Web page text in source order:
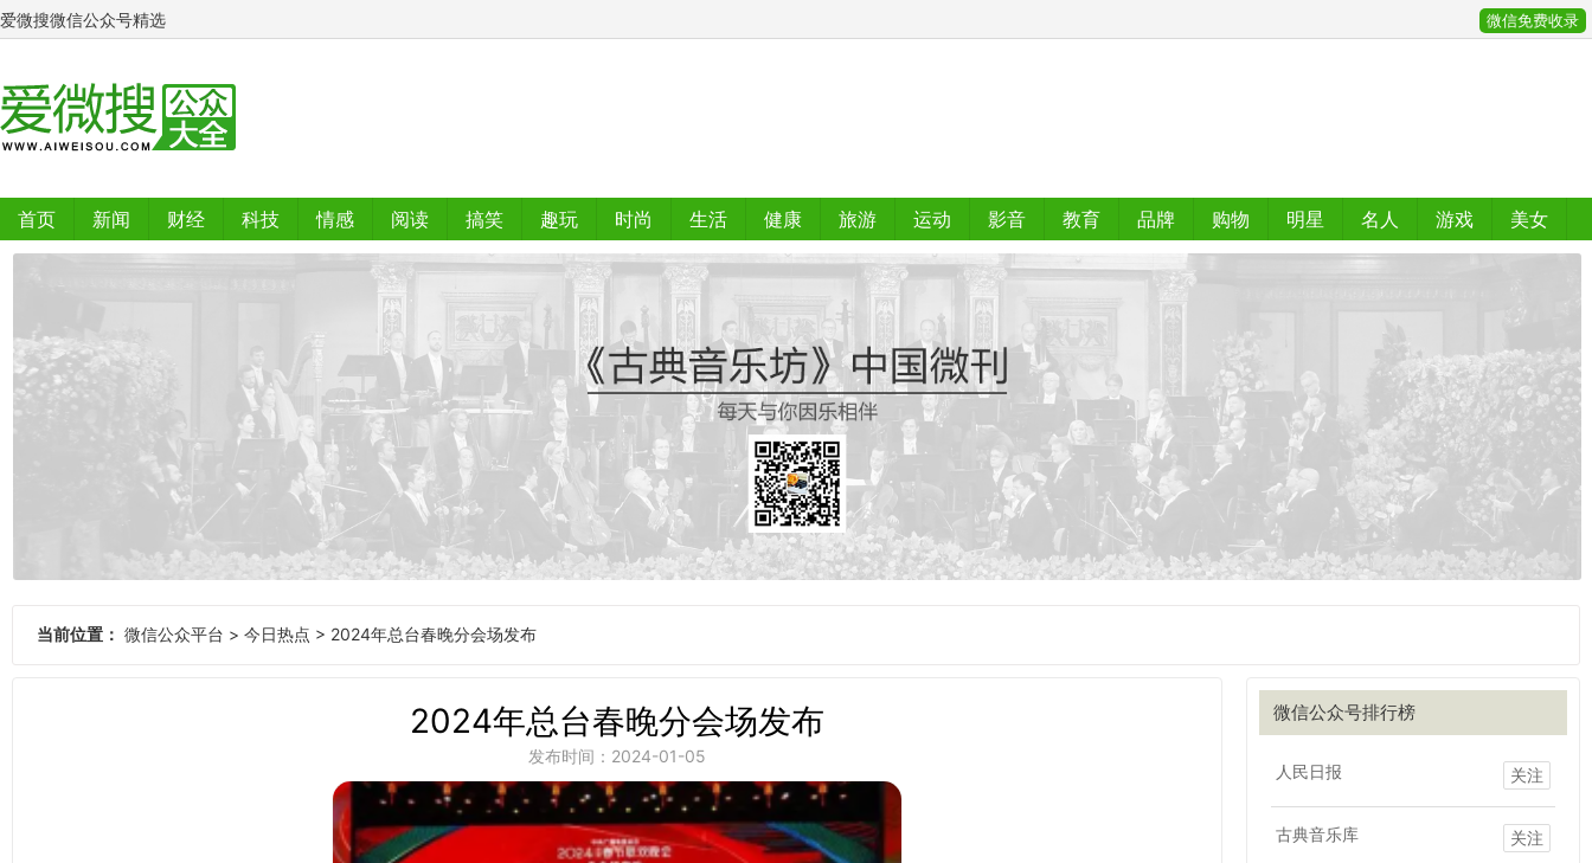
爱微搜微信公众号精选 微信免费收录
首页 新闻 财经 科技 情感 阅读 搞笑 趣玩 时尚 生活 健康 旅游 运动 影音 教育 品牌 购物 明星 名人 游戏
美女
当前位置： 微信公众平台 > 今日热点 > 2024年总台春晚分会场发布
微信公众号排行榜
人民日报 关注
古典音乐库 关注
2024年总台春晚分会场发布
发布时间：2024-01-05